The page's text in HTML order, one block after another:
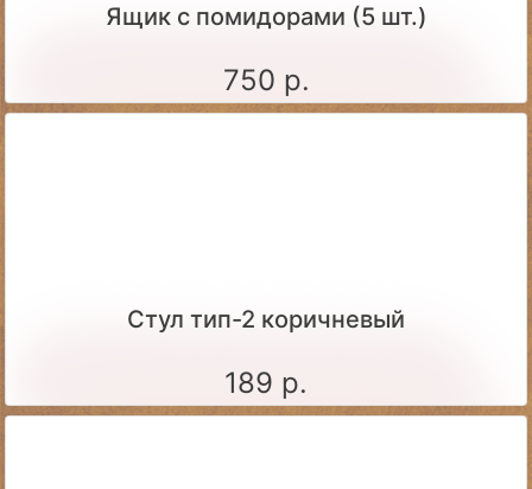
Ящик c помидорами (5 шт.)
750 р.
Стул тип-2 коричневый
189 р.